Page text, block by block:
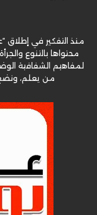
منذ التفكير في إطلاق
محتواها بالتنوع
لمفاهيم الشفافية
من يعلم،